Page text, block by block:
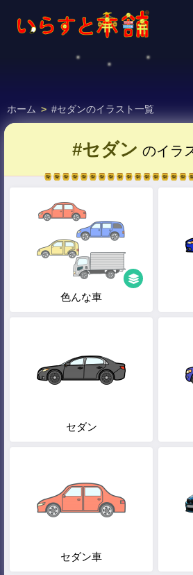
ホーム > #セダンのイラスト一覧
#セダン のイラ
色んな車
セダン
セダン車